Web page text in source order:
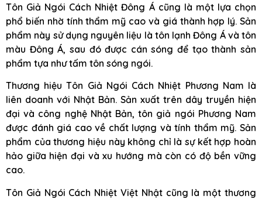
Tôn Giả Ngói Cách Nhiệt Đông Á cũng là một lựa chọn
phổ biến nhờ tính thẩm mỹ cao và giá thành hợp lý. Sản
phẩm này sử dụng nguyên liệu là tôn lạnh Đông Á và tôn
màu Đông Á, sau đó được cán sóng để tạo thành sản
phẩm tựa như tấm tôn sóng ngói.
Thương hiệu Tôn Giả Ngói Cách Nhiệt Phương Nam là
liên doanh với Nhật Bản. Sản xuất trên dây truyền hiện
đại và công nghệ Nhật Bản, tôn giả ngói Phương Nam
được đánh giá cao về chất lượng và tính thẩm mỹ. Sản
phẩm của thương hiệu này không chỉ là sự kết hợp hoàn
hảo giữa hiện đại và xu hướng mà còn có độ bền vững
cao.
Tôn Giả Ngói Cách Nhiệt Việt Nhật cũng là một thương